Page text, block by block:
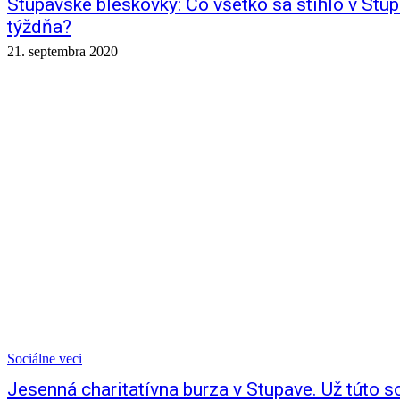
Stupavské bleskovky: Čo všetko sa stihlo v
týždňa?
21. septembra 2020
Sociálne veci
Jesenná charitatívna burza v Stupave. Už túto